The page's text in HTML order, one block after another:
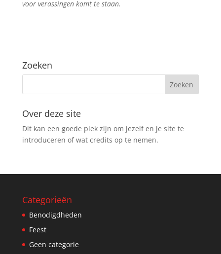
voor verassingen komt te staan.
Zoeken
Over deze site
Dit kan een goede plek zijn om jezelf en je site te
introduceren of wat credits op te nemen.
Categorieën
Benodigdheden
Feest
Geen categorie